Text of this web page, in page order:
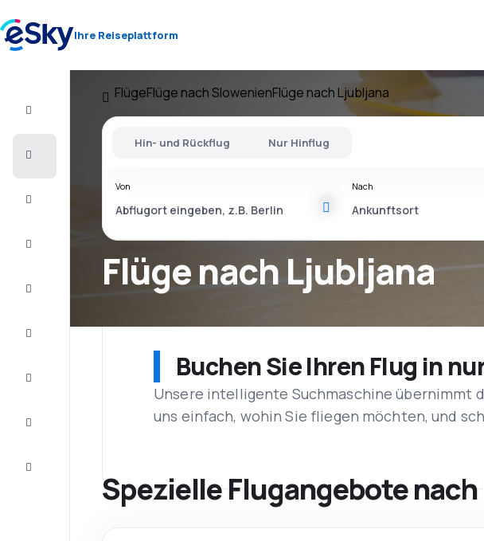
Ihre Reiseplattform
FlügeFlüge nach SlowenienFlüge nach Ljubljana
Flüge nach Ljubljana
Hin- und Rückflug Nur Hinflug
Von Nach
Buchen Sie Ihren Flug in
Unsere intelligente Suchmaschine übernimmt
uns einfach, wohin Sie fliegen möchten, und
Spezielle Flugangebote